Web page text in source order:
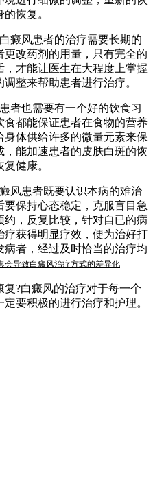
恢复。
风患者的治疗需要长期的
改药剂的用量，只有完全的
才能让医生在大程度上掌握
整来帮助患者进行治疗。
也需要有一个好的饮食习
都能保证患者在食物的营养
身体供给许多的微量元素来保
能加速患者的皮肤白斑的恢
健康。
患者既要认识本病的难治
保持心态稳定，克服盲目急
，反复比较，针对自已的病
获得明显疗效，便为治好打
者，经过及时恰当的治疗均
会导致白癜风治疗方式的差异化
?白癜风的治疗对于每一个
要积极的进行治疗和护理。